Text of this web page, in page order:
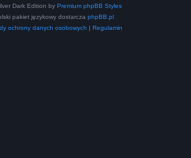
Dark Edition by Premium phpBB Styles
pakiet językowy dostarcza phpBB.pl
ochrony danych osobowych | Regulamin